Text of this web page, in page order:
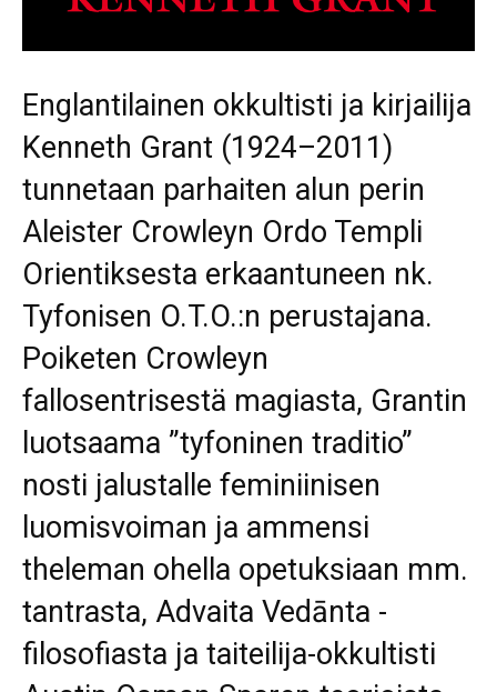
Englantilainen okkultisti ja kirjailija
Kenneth Grant (1924–2011)
tunnetaan parhaiten alun perin
Aleister Crowleyn Ordo Templi
Orientiksesta erkaantuneen nk.
Tyfonisen O.T.O.:n perustajana.
Poiketen Crowleyn
fallosentrisestä magiasta, Grantin
luotsaama ”tyfoninen traditio”
nosti jalustalle feminiinisen
luomisvoiman ja ammensi
theleman ohella opetuksiaan mm.
tantrasta, Advaita Vedānta -
filosofiasta ja taiteilija-okkultisti